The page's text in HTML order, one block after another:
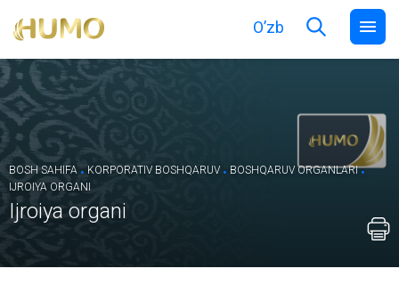
O’zb
BOSH SAHIFA . KORPORATIV BOSHQARUV . BOSHQARUV ORGANLARI .
IJROIYA ORGANI
Ijroiya organi